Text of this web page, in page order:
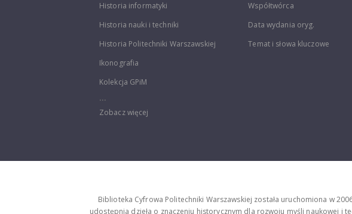
Historia informatyki
Historia nauki i techniki
Historia Politechniki Warszawskiej
Ikonografia
Kolekcja GPiM
...
Zobacz więcej
Współtwórca
Data wydania oryg.
Temat i słowa kluczowe
Biblioteka Cyfrowa Politechniki Warszawskiej została uruchomiona w
udostępnia dzieła o znaczeniu historycznym dla rozwoju myśli naukowej i